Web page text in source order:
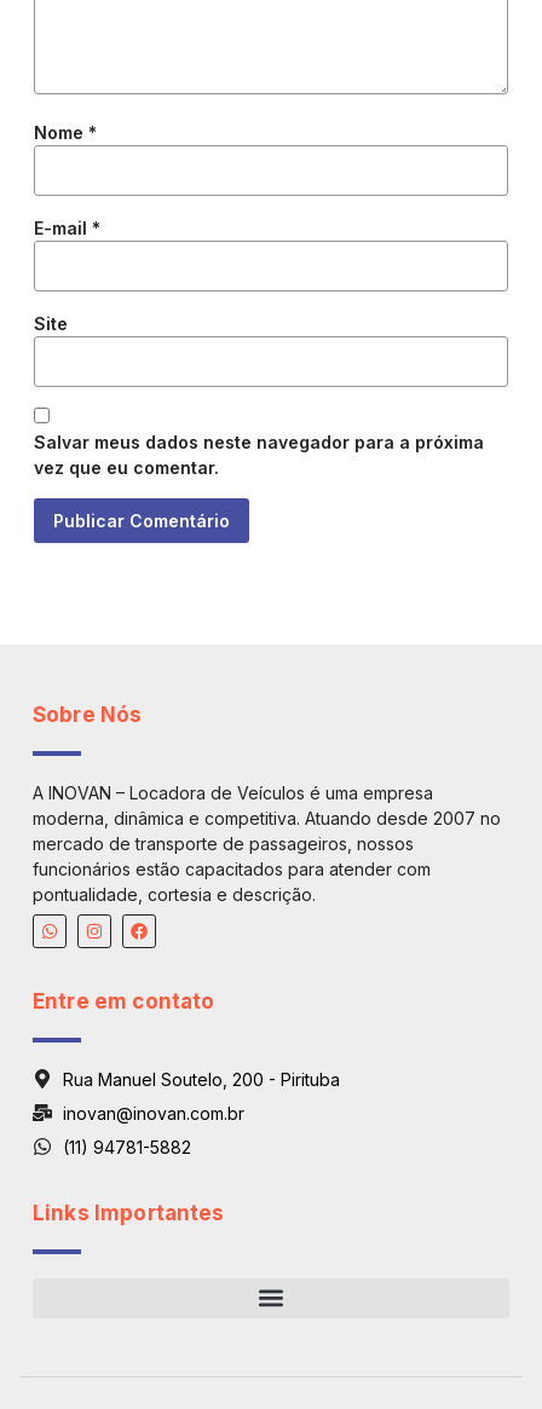
Nome *
E-mail *
Site
Salvar meus dados neste navegador para a próxima
vez que eu comentar.
Sobre Nós
A INOVAN – Locadora de Veículos é uma empresa
moderna, dinâmica e competitiva. Atuando desde 2007 no
mercado de transporte de passageiros, nossos
funcionários estão capacitados para atender com
pontualidade, cortesia e descrição.
Entre em contato
Rua Manuel Soutelo, 200 - Pirituba
inovan@inovan.com.br
(11) 94781-5882
Links Importantes